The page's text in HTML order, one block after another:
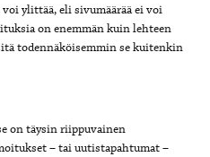
ylittää, eli sivumäärää ei voi
on enemmän kuin lehteen
todennäköisemmin se kuitenkin
on täysin riippuvainen
– tai uutistapahtumat –